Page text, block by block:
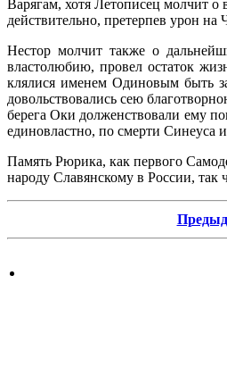
Варягам, хотя Летописец молчит
действительно, претерпев урон
Нестор молчит также о
властолюбию, провел остаток
клялися именем Одиновым быть
довольствовались сею
берега Оки долженствовали ему
единовластно, по смерти Синеуса
Память Рюрика, как первого
народу Славянскому в России,